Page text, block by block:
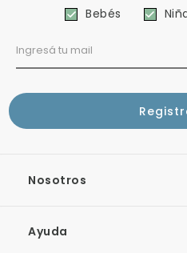
Bebés
Nosotros
Ayuda